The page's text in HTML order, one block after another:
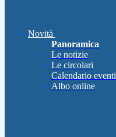
Novità
Panoramica
Le notizie
Le circolari
Calendario eventi
Albo online